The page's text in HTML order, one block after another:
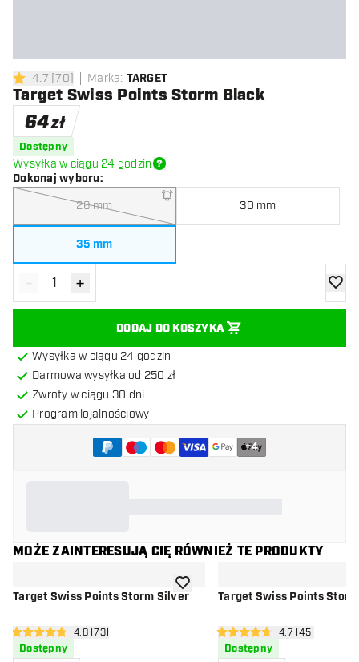
4.7 gwiazdki oceny
4.7 [70] Marka: TARGET
Target Swiss Points Storm Black
64zł
Dostępny
Wysyłka w ciągu 24 godzin
Dokonaj wyboru:
26 mm 30 mm
35 mm
Zmniejsz ilość
- Zwiększ ilość
+
DODAJ DO KOSZYKA
Wysyłka w ciągu 24 godzin
Darmowa wysyłka od 250 zł
Zwroty w ciągu 30 dni
Program lojalnościowy
+4
MOŻE ZAINTERESUJĄ CIĘ RÓWNIEŻ TE PRODUKTY
Target Swiss Points Storm Silver
otwórz panel recenzji
4.8 gwiazdki oceny
4.8 (73)
Dostępny
dodaj do listy życzeń
Target Swiss Points
otwórz panel
4.7 gwiazdki oceny
4.7 (45)
Dostępny